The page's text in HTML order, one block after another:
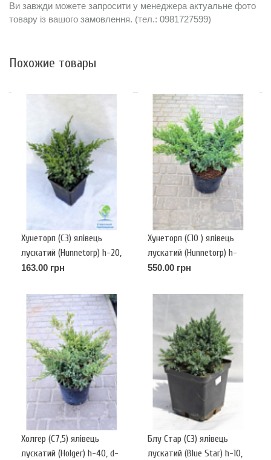
Ви завжди можете запросити у менеджера актуальне фото
товару із вашого замовлення. (тел.: 0981727599)
Похожие товары
Хунеторп (С3) ялівець
лускатий (Hunnetorp) h-20,
d-30
163.00 грн
Хунеторп (С10 ) ялівець
лускатий (Hunnetorp) h-
60-70, d-80-90
550.00 грн
Холгер (С7,5) ялівець
лускатий (Holger) h-40, d-
Блу Стар (С3) ялівець
лускатий (Blue Star) h-10,